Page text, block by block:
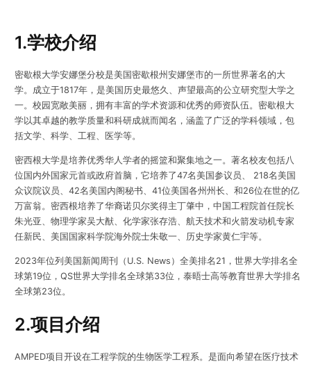
1.学校介绍
密歇根大学安娜堡分校是美国密歇根州安娜堡市的一所世界著名的大
学。成立于1817年，是美国历史最悠久、声望最高的公立研究型大学之
一。校园宽敞美丽，拥有丰富的学术资源和优秀的师资队伍。密歇根大
学以其卓越的教学质量和科研成就而闻名，涵盖了广泛的学科领域，包
括文学、科学、工程、医学等。
密西根大学是培养优秀华人学者的摇篮和聚集地之一。著名校友包括八
位国内外国家元首或政府首脑，它培养了47名美国参议员、 218名美国
众议院议员、42名美国内阁秘书、41位美国各州州长、和26位在世的亿
万富翁。密西根培养了华裔诺贝尔奖得主丁肇中，中国工程院首任院长
朱光亚、物理学家吴大猷、化学家张存浩、航天技术和火箭发动机专家
任新民、美国国家科学院海外院士朱敬一、历史学家黄仁宇等。
2023年位列美国新闻周刊（U.S. News）全美排名21，世界大学排名全
球第19位，QS世界大学排名全球第33位，泰晤士高等教育世界大学排名
全球第23位。
2.项目介绍
AMPED项目开设在工程学院的生物医学工程系。是面向希望在医疗技术